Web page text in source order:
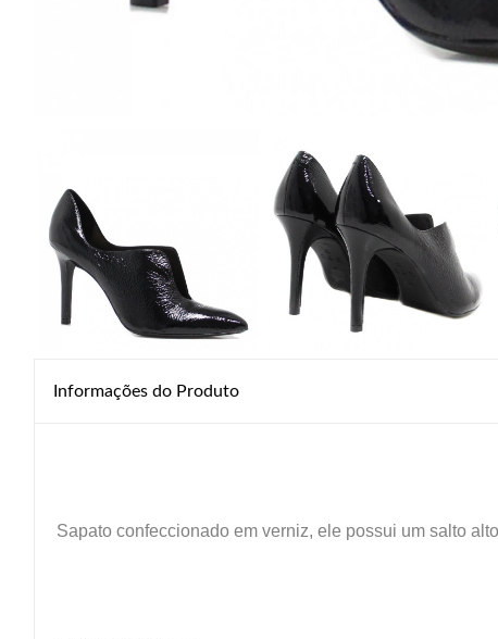
Informações do Produto
Sapato confeccionado em verniz, ele possui um salto